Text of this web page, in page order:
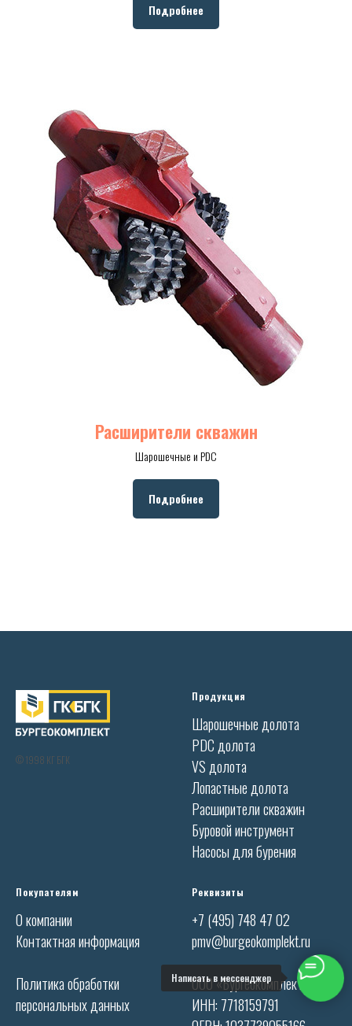
Подробнее
Расширители скважин
Шарошечные и PDC
Подробнее
Написать в мессенджер
© 1998 КГ БГК
Продукция
Шарошечные долота
PDC долота
VS долота
Лопастные долота
Расширители скважин
Буровой инструмент
Насосы для бурения
Покупателям
О компании
Контактная информация
Политика обработки
персональных данных
Реквизиты
+7 (495) 748 47 02
pmv@burgeokomplekt.ru
ООО «Бургеокомплект»
ИНН: 7718159791